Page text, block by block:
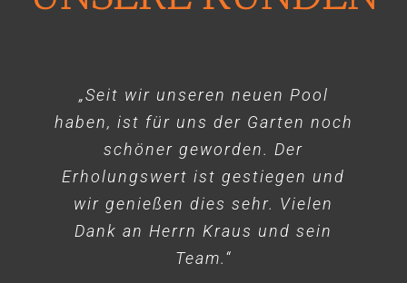
„Seit wir unseren neuen Pool
haben, ist für uns der Garten noch
schöner geworden. Der
Erholungswert ist gestiegen und
wir genießen dies sehr. Vielen
Dank an Herrn Kraus und sein
Team.“